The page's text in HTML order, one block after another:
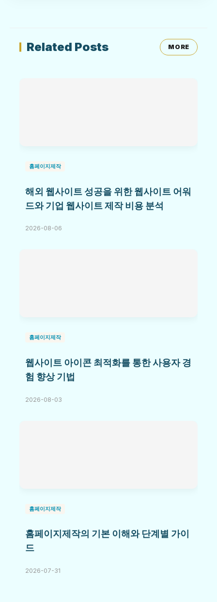
Related Posts MORE
홈페이지제작
해외 웹사이트 성공을 위한 웹사이트 어워
드와 기업 웹사이트 제작 비용 분석
2026-08-06
홈페이지제작
웹사이트 아이콘 최적화를 통한 사용자 경
험 향상 기법
2026-08-03
홈페이지제작
홈페이지제작의 기본 이해와 단계별 가이
드
2026-07-31